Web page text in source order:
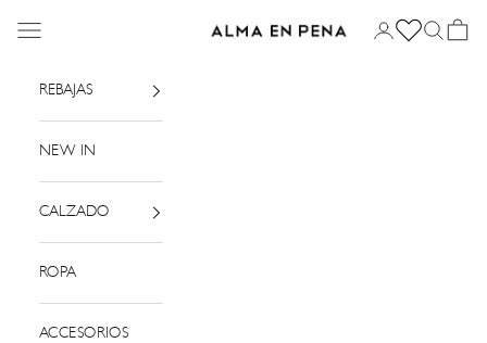
Alma en Pena
Menú Iniciar sesión
Buscar
Cesta
REBAJAS
NEW IN
CALZADO
ROPA
ACCESORIOS